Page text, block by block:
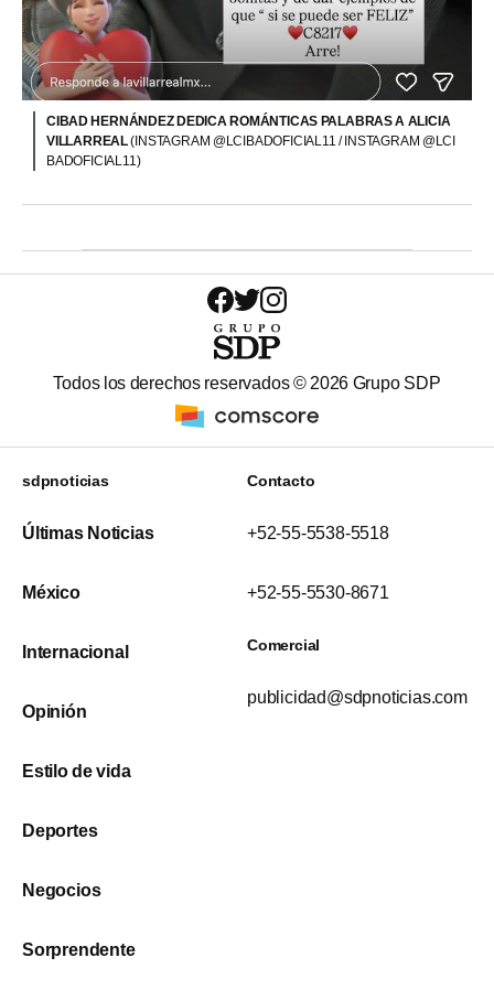
CIBAD HERNÁNDEZ DEDICA ROMÁNTICAS PALABRAS A ALICIA
VILLARREAL(INSTAGRAM @LCIBADOFICIAL11 / INSTAGRAM @LCI
BADOFICIAL11)
Todos los derechos reservados © 2026 Grupo SDP
sdpnoticias
Últimas Noticias
México
Internacional
Opinión
Estilo de vida
Deportes
Negocios
Sorprendente
Contacto
+52-55-5538-5518
+52-55-5530-8671
Comercial
publicidad@sdpnoticias.com